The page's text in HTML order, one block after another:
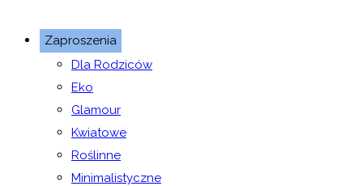
Zaproszenia
Dla Rodziców
Eko
Glamour
Kwiatowe
Roślinne
Minimalistyczne